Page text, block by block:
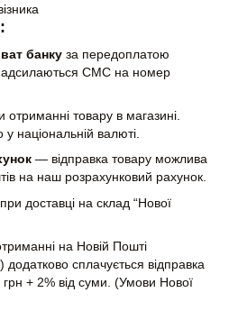
банку за передоплатою
СМС на номер
товару в магазині.
національній валюті.
— відправка товару можлива
на наш розрахунковий рахунок.
при доставці на склад “Нової
на Новій Пошті
сплачується відправка
+ 2% від суми. (Умови Нової